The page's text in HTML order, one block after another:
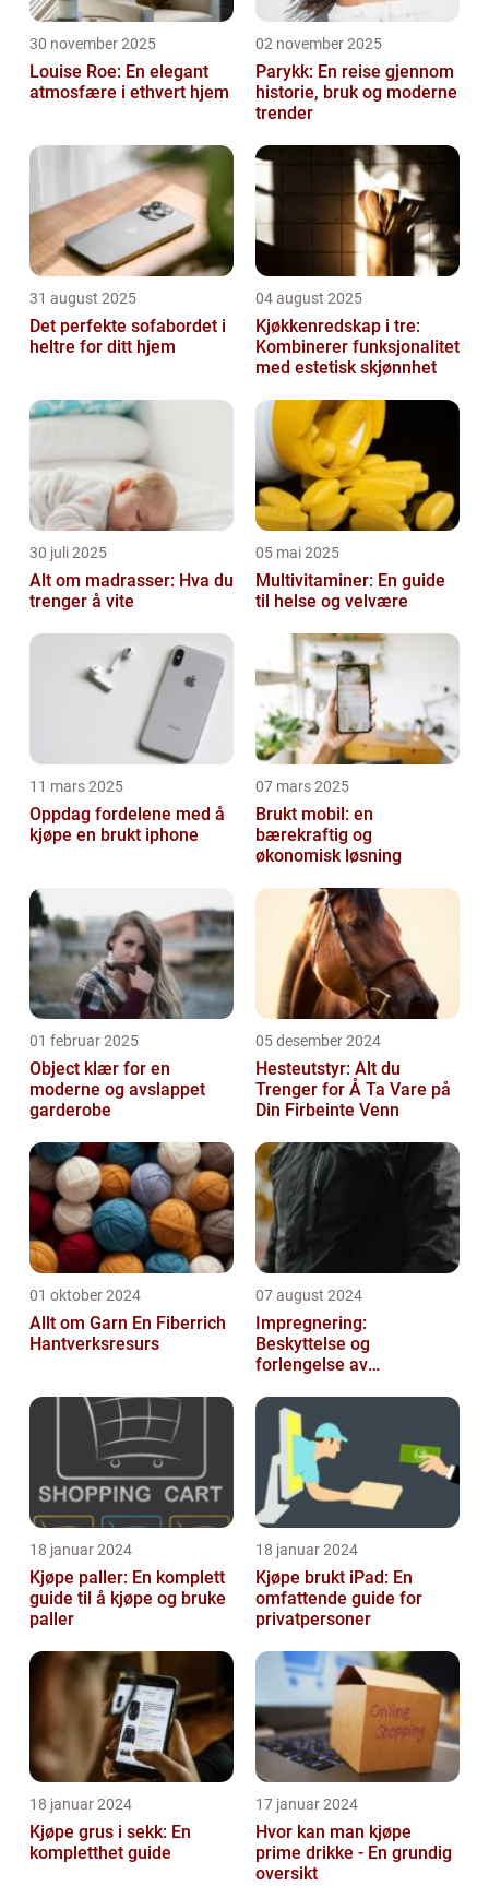
30 november 2025
Louise Roe: En elegant
atmosfære i ethvert hjem
02 november 2025
Parykk: En reise gjennom
historie, bruk og moderne
trender
31 august 2025
Det perfekte sofabordet i
heltre for ditt hjem
04 august 2025
Kjøkkenredskap i tre:
Kombinerer funksjonalitet
med estetisk skjønnhet
30 juli 2025
Alt om madrasser: Hva du
trenger å vite
05 mai 2025
Multivitaminer: En guide
til helse og velvære
11 mars 2025
Oppdag fordelene med å
kjøpe en brukt iphone
07 mars 2025
Brukt mobil: en
bærekraftig og
økonomisk løsning
01 februar 2025
Object klær for en
moderne og avslappet
garderobe
05 desember 2024
Hesteutstyr: Alt du
Trenger for Å Ta Vare på
Din Firbeinte Venn
01 oktober 2024
Allt om Garn En Fiberrich
Hantverksresurs
07 august 2024
Impregnering:
Beskyttelse og
forlengelse av
18 januar 2024
Kjøpe paller: En komplett
guide til å kjøpe og bruke
paller
18 januar 2024
Kjøpe brukt iPad: En
omfattende guide for
privatpersoner
18 januar 2024
Kjøpe grus i sekk: En
kompletthet guide
17 januar 2024
Hvor kan man kjøpe
prime drikke - En grundig
oversikt